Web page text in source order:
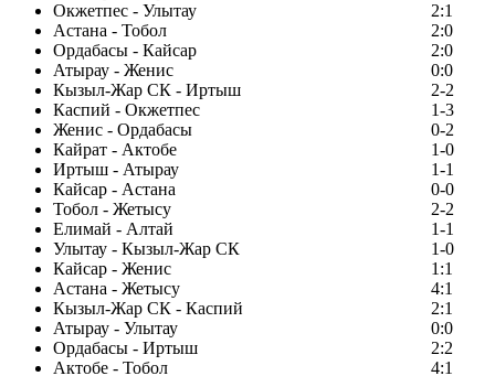
Окжетпес - Улытау
2:1
Астана - Тобол
2:0
Ордабасы - Кайсар
2:0
Атырау - Женис
0:0
Кызыл-Жар СК - Иртыш
2-2
Каспий - Окжетпес
1-3
Женис - Ордабасы
0-2
Кайрат - Актобе
1-0
Иртыш - Атырау
1-1
Кайсар - Астана
0-0
Тобол - Жетысу
2-2
Елимай - Алтай
1-1
Улытау - Кызыл-Жар СК
1-0
Кайсар - Женис
1:1
Астана - Жетысу
4:1
Кызыл-Жар СК - Каспий
2:1
Атырау - Улытау
0:0
Ордабасы - Иртыш
2:2
Актобе - Тобол
4:1